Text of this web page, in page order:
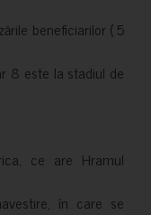
beneficiarilor ( 5
8 este la stadiul de
ce are Hramul
în care se